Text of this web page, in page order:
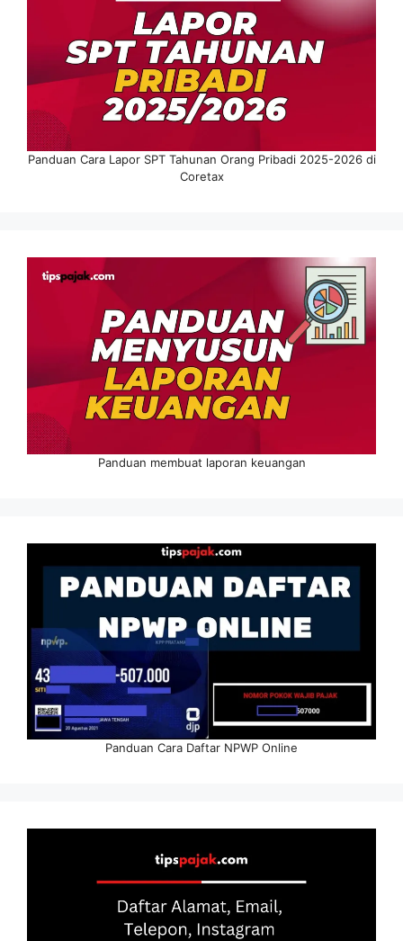
Panduan Cara Lapor SPT Tahunan Orang Pribadi 2025-2026 di
Coretax
Panduan membuat laporan keuangan
Panduan Cara Daftar NPWP Online